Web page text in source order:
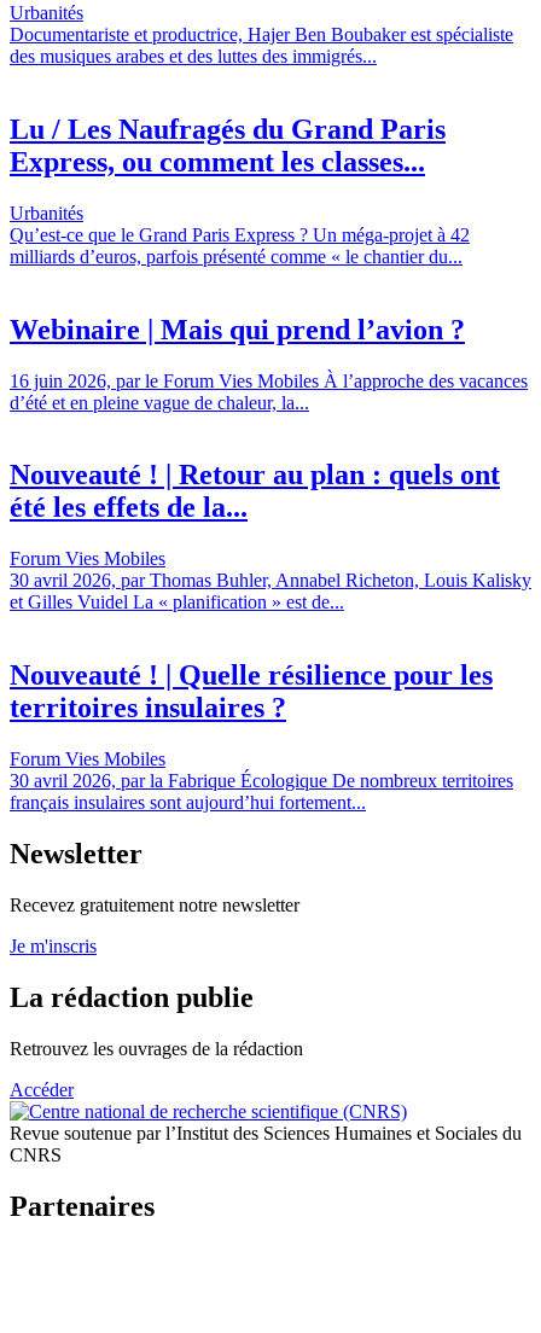
Urbanités
Documentariste et productrice, Hajer Ben Boubaker est spécialiste
des musiques arabes et des luttes des immigrés...
Lu / Les Naufragés du Grand Paris
Express, ou comment les classes...
Urbanités
Qu’est-ce que le Grand Paris Express ? Un méga-projet à 42
milliards d’euros, parfois présenté comme « le chantier du...
Webinaire | Mais qui prend l’avion ?
16 juin 2026, par le Forum Vies Mobiles À l’approche des vacances
d’été et en pleine vague de chaleur, la...
Nouveauté ! | Retour au plan : quels ont
été les effets de la...
Forum Vies Mobiles
30 avril 2026, par Thomas Buhler, Annabel Richeton, Louis Kalisky
et Gilles Vuidel La « planification » est de...
Nouveauté ! | Quelle résilience pour les
territoires insulaires ?
Forum Vies Mobiles
30 avril 2026, par la Fabrique Écologique De nombreux territoires
français insulaires sont aujourd’hui fortement...
Newsletter
Recevez gratuitement notre newsletter
Je m'inscris
La rédaction publie
Retrouvez les ouvrages de la rédaction
Accéder
Revue soutenue par l’Institut des Sciences Humaines et Sociales du
CNRS
Partenaires